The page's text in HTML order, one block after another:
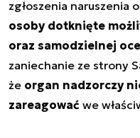
zgłoszenia naruszenia
osoby dotknięte
oraz samodzielnej
zaniechanie ze strony
że organ nadzorczy
zareagować we